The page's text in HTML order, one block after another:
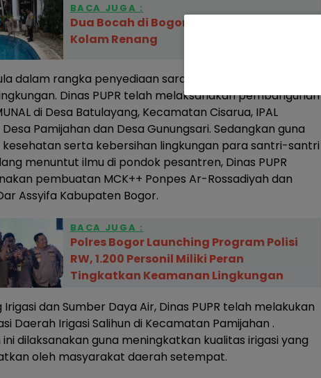
BACA JUGA :
Dua Bocah di Bogor Tewas Tenggelam di
Kolam Renang
dalam rangka penyediaan sarana dan prasarana
Dinas PUPR telah melaksanakan pembangunan
di Desa Batulayang, Kecamatan Cisarua, IPAL
Pamijahan dan Desa Gunungsari. Sedangkan guna
kesehatan serta kebersihan lingkungan para santri-santri
menuntut ilmu di pondok pesantren, Dinas PUPR
pembuatan MCK++ Ponpes Ar-Rossadiyah dan
Assyifa Kabupaten Bogor.
BACA JUGA :
Polres Bogor Launching Program Polisi
RW, 1.200 Personil Miliki Peran
Tingkatkan Keamanan Lingkungan
Irigasi dan Sumber Daya Air, Dinas PUPR telah melakukan
Daerah Irigasi Salihun di Kecamatan Pamijahan .
ini dilaksanakan guna meningkatkan kualitas irigasi yang
oleh masyarakat daerah setempat.